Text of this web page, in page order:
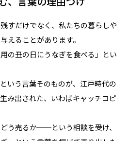
すだけでなく、私たちの暮らしや
えることがあります。
の丑の日にうなぎを食べる」とい
いう言葉そのものが、江戸時代の
み出された、いわばキャッチコピ
う売るか──という相談を受け、